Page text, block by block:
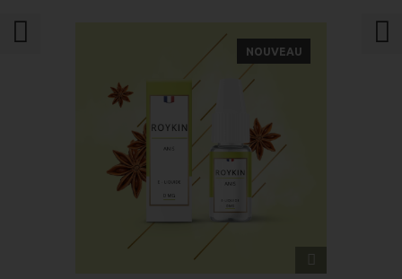
APERÇU
RAPIDE
NOUVEAU